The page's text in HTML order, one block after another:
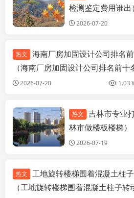
（加固设计公
司）
检测鉴定费用谁出）
2026-07-20
热文
海南厂房加固设计公司排名
（海南厂房加固设计公司排名前十
2026-07-20 1.03
北京加固设计
（加固设计公
司）
热文
吉林市专业
林市做楼板楼梯）
2026-07-19
热文
工地旋转楼梯围着混凝土柱
（工地旋转楼梯围着混凝土柱子转